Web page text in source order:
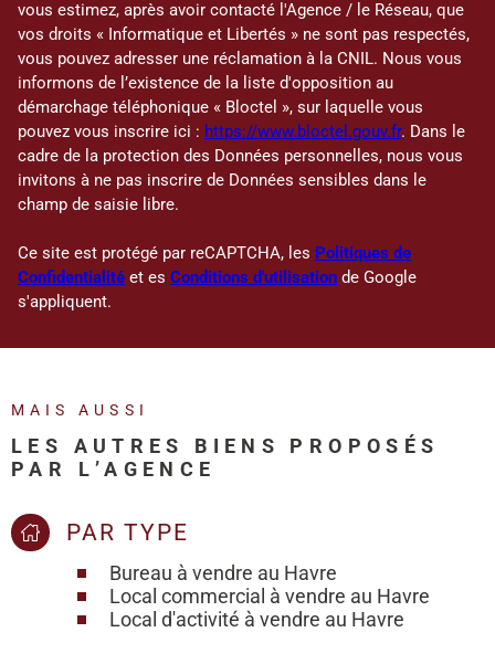
vous estimez, après avoir contacté l'Agence / le Réseau, que
vos droits « Informatique et Libertés » ne sont pas respectés,
vous pouvez adresser une réclamation à la CNIL. Nous vous
informons de l’existence de la liste d'opposition au
démarchage téléphonique « Bloctel », sur laquelle vous
pouvez vous inscrire ici : https://www.bloctel.gouv.fr. Dans le
cadre de la protection des Données personnelles, nous vous
invitons à ne pas inscrire de Données sensibles dans le
champ de saisie libre.
Ce site est protégé par reCAPTCHA, les Politiques de
Confidentialité et es Conditions d'utilisation de Google
s'appliquent.
MAIS AUSSI
LES AUTRES BIENS PROPOSÉS
PAR L’AGENCE
PAR TYPE
Bureau à vendre au Havre
Local commercial à vendre au Havre
Local d'activité à vendre au Havre